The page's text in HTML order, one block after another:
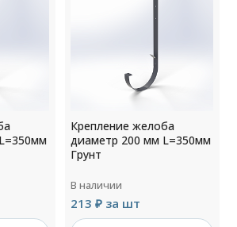
Крепление желоба
диаметр 200 мм L=350мм
Грунт
В наличии
213 ₽ за шт